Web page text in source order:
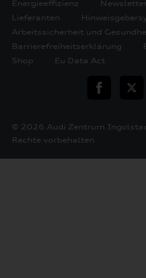
Energieeffizienz
Lieferanten
Arbeitssicherheit und
Barrierefreiheitserklärung
Shop
Eu Data Act
teilen Twitter
© 2026 Audi Zentrum
Rechte vorbehalten